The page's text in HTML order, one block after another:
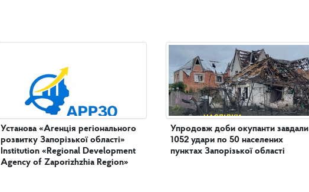
Установа «Агенція регіонального
розвитку Запорізької області»
Institution «Regional Development
Agency of Zaporizhzhia Region»
Упродовж доби окупанти завдали
1052 удари по 50 населених
пунктах Запорізької області